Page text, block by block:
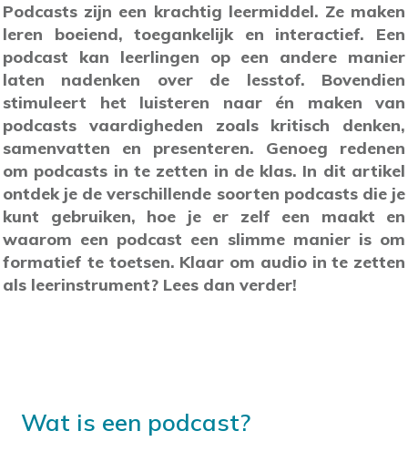
Podcasts zijn een krachtig leermiddel. Ze maken
leren boeiend, toegankelijk en interactief. Een
podcast kan leerlingen op een andere manier
laten nadenken over de lesstof. Bovendien
stimuleert het luisteren naar én maken van
podcasts vaardigheden zoals kritisch denken,
samenvatten en presenteren. Genoeg redenen
om podcasts in te zetten in de klas. In dit artikel
ontdek je de verschillende soorten podcasts die je
kunt gebruiken, hoe je er zelf een maakt en
waarom een podcast een slimme manier is om
formatief te toetsen. Klaar om audio in te zetten
als leerinstrument? Lees dan verder!
Wat is een podcast?